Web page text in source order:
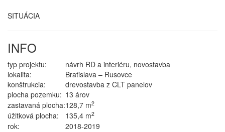
SITUÁCIA
INFO
typ projektu:
návrh RD a interiéru, novostavba
lokalita:
Bratislava – Rusovce
konštrukcia:
drevostavba z CLT panelov
plocha pozemku: 13 árov
zastavaná plocha:128,7 m2
úžitková plocha: 135,4 m2
rok: 2018-2019